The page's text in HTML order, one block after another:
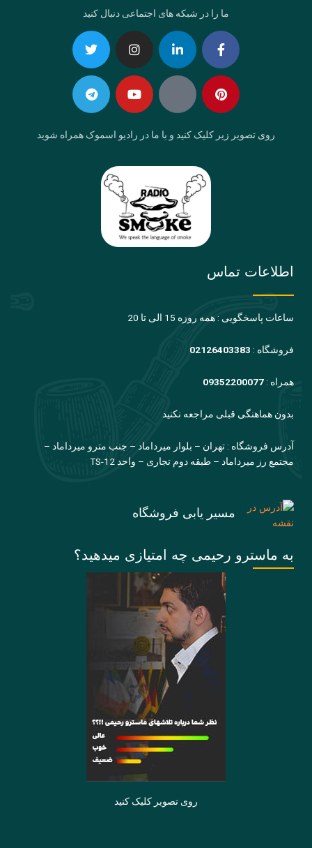
ما را در شبکه های اجتماعی دنبال کنید
Facebook-
f
Linkedin-
in
Instagram
Twitter Pinterest
Eaparat
Youtube
Telegram
روی تصویر زیر کلیک کنید و با ما در رادیو اسموک همراه شوید
اطلاعات تماس
ساعات پاسخگویی : همه روزه 15 الی تا 20
فروشگاه : 02126403383
همراه : 09352200077
بدون هماهنگی قبلی مراجعه نکنید
آدرس فروشگاه : تهران – بلوار میرداماد – جنب مترو میرداماد –
مجتمع رز میرداماد – طبقه دوم تجاری – واحد TS-12
مسیر یابی فروشگاه
به ماسترو رحیمی چه امتیازی میدهید؟
روی تصویر کلیک کنید